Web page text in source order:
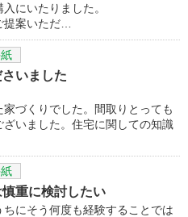
にいたりました。
提案いただ…
いました
づくりでした。間取りとっても
いました。住宅に関しての知識
重に検討したい
にそう何度も経験することでは